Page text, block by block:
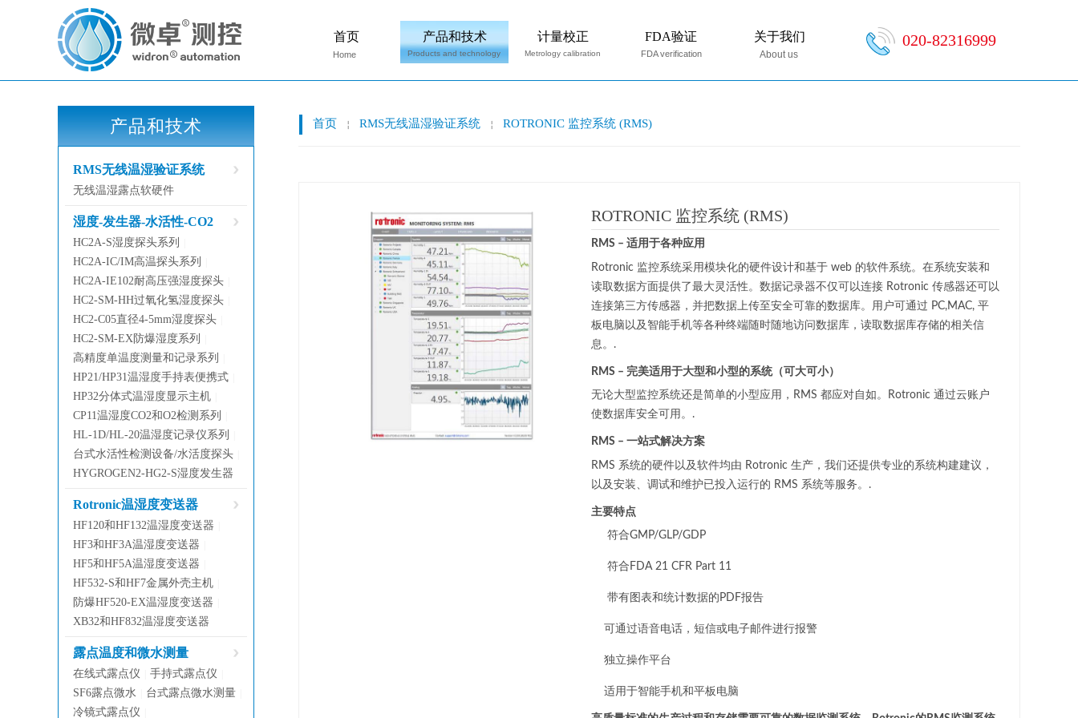
About us
020-82316999
Home Products and technology Metrology calibration FDA verification
首页 产品和技术 计量校正 FDA验证 关于我们
首页 ￤ RMS无线温湿验证系统 ￤ ROTRONIC 监控系统 (RMS)
产品和技术
RMS无线温湿验证系统
无线温湿露点软硬件
湿度-发生器-水活性-CO2
HC2A-S湿度探头系列
HC2A-IC/IM高温探头系列
HC2A-IE102耐高压强湿度探头
HC2-SM-HH过氧化氢湿度探头
HC2-C05直径4-5mm湿度探头
HC2-SM-EX防爆湿度系列
高精度单温度测量和记录系列
HP21/HP31温湿度手持表便携式
HP32分体式温湿度显示主机
CP11温湿度CO2和O2检测系列
HL-1D/HL-20温湿度记录仪系列
台式水活性检测设备/水活度探头
HYGROGEN2-HG2-S湿度发生器
Rotronic温湿度变送器
HF120和HF132温湿度变送器
HF3和HF3A温湿度变送器
HF5和HF5A温湿度变送器
HF532-S和HF7金属外壳主机
防爆HF520-EX温湿度变送器
XB32和HF832温湿度变送器
露点温度和微水测量
在线式露点仪 手持式露点仪
SF6露点微水 台式露点微水测量
冷镜式露点仪
ROTRONIC 监控系统 (RMS)
RMS – 适用于各种应用
Rotronic 监控系统采用模块化的硬件设计和基于 web 的软件系统。在系统安装和
读取数据方面提供了最大灵活性。数据记录器不仅可以连接 Rotronic 传感器还可以
连接第三方传感器，并把数据上传至安全可靠的数据库。用户可通过 PC,MAC, 平
板电脑以及智能手机等各种终端随时随地访问数据库，读取数据库存储的相关信
息。.
RMS – 完美适用于大型和小型的系统（可大可小）
无论大型监控系统还是简单的小型应用，RMS 都应对自如。Rotronic 通过云账户
使数据库安全可用。.
RMS – 一站式解决方案
RMS 系统的硬件以及软件均由 Rotronic 生产，我们还提供专业的系统构建建议，
以及安装、调试和维护已投入运行的 RMS 系统等服务。.
主要特点
符合GMP/GLP/GDP
符合FDA 21 CFR Part 11
带有图表和统计数据的PDF报告
可通过语音电话，短信或电子邮件进行报警
独立操作平台
适用于智能手机和平板电脑